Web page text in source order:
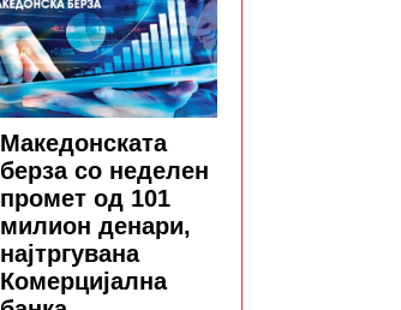
Македонската
берза со неделен
промет од 101
милион денари,
најтргувана
Комерцијална